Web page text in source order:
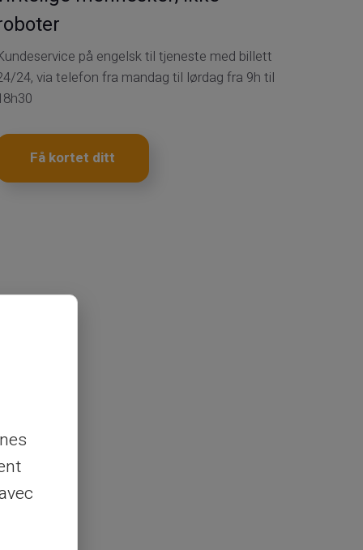
på engelsk til tjeneste med billett
24, via telefon fra mandag til lørdag fra 9h til
Få kortet ditt